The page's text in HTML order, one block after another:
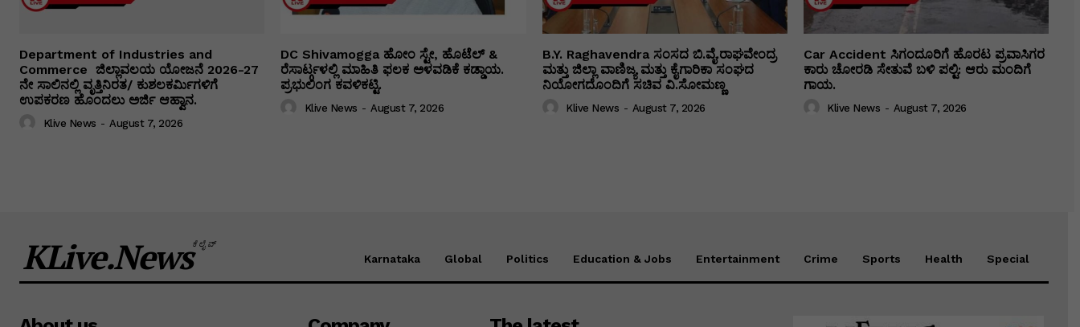
Department of Industries and
Commerce ಜಿಲ್ಲಾವಲಯ ಯೋಜನೆ 2026-27
ನೇ ಸಾಲಿನಲ್ಲಿ ವೃತ್ತಿನಿರತ/ ಕುಶಲಕರ್ಮಿಗಳಿಗೆ
ಉಪಕರಣ ಹೊಂದಲು ಅರ್ಜಿ ಆಹ್ವಾನ.
Klive News - August 7, 2026
DC Shivamogga ಹೋಂ ಸ್ಟೇ, ಹೊಟೆಲ್ &
ರೆಸಾರ್ಟ್ಗಳಲ್ಲಿ ಮಾಹಿತಿ ಫಲಕ ಅಳವಡಿಕೆ ಕಡ್ಡಾಯ.
ಪ್ರಭುಲಿಂಗ ಕವಳಿಕಟ್ಟಿ.
Klive News - August 7, 2026
B.Y. Raghavendra ಸಂಸದ ಬಿ.ವೈ.ರಾಘವೇಂದ್ರ
ಮತ್ತು ಜಿಲ್ಲಾ ವಾಣಿಜ್ಯ ಮತ್ತು ಕೈಗಾರಿಕಾ ಸಂಘದ
ನಿಯೋಗದೊಂದಿಗೆ ಸಚಿವ ವಿ‌.ಸೋಮಣ್ಣ
Klive News - August 7, 2026
Car Accident ಸಿಗಂದೂರಿಗೆ ಹೊರಟ ಪ್ರವಾಸಿಗರ
ಕಾರು ಚೋರಡಿ ಸೇತುವೆ ಬಳಿ ಪಲ್ಟಿ: ಆರು ಮಂದಿಗೆ
ಗಾಯ.
Klive News - August 7, 2026
KLive.Newsಕೆಲೈವ್
Karnataka Global Politics Education & Jobs Entertainment Crime Sports Health Special